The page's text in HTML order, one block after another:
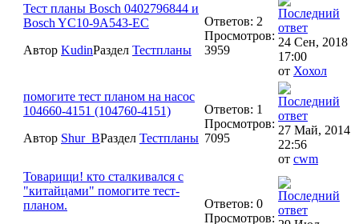
Тест планы Bosch 0402796844 и
Bosch YC10-9A543-EC
Автор KudinРаздел Тестпланы
Ответов: 2
Просмотров:
3959
24 Сен, 2018
17:00
от Хохол
помогите тест планом на насос
104660-4151 (104760-4151)
Автор Shur_BРаздел Тестпланы
Ответов: 1
Просмотров:
7095
27 Май, 2014
22:56
от cwm
Товарищи! кто сталкивался с
"китайцами" помогите тест-
планом.
Ответов: 0
Просмотров: